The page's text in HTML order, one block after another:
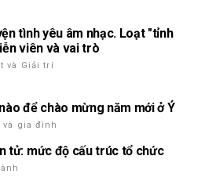
tình yêu âm nhạc. Loạt "tỉnh
viên và vai trò
và Giải trí
để chào mừng năm mới ở Ý
và gia đình
tử: mức độ cấu trúc tổ chức